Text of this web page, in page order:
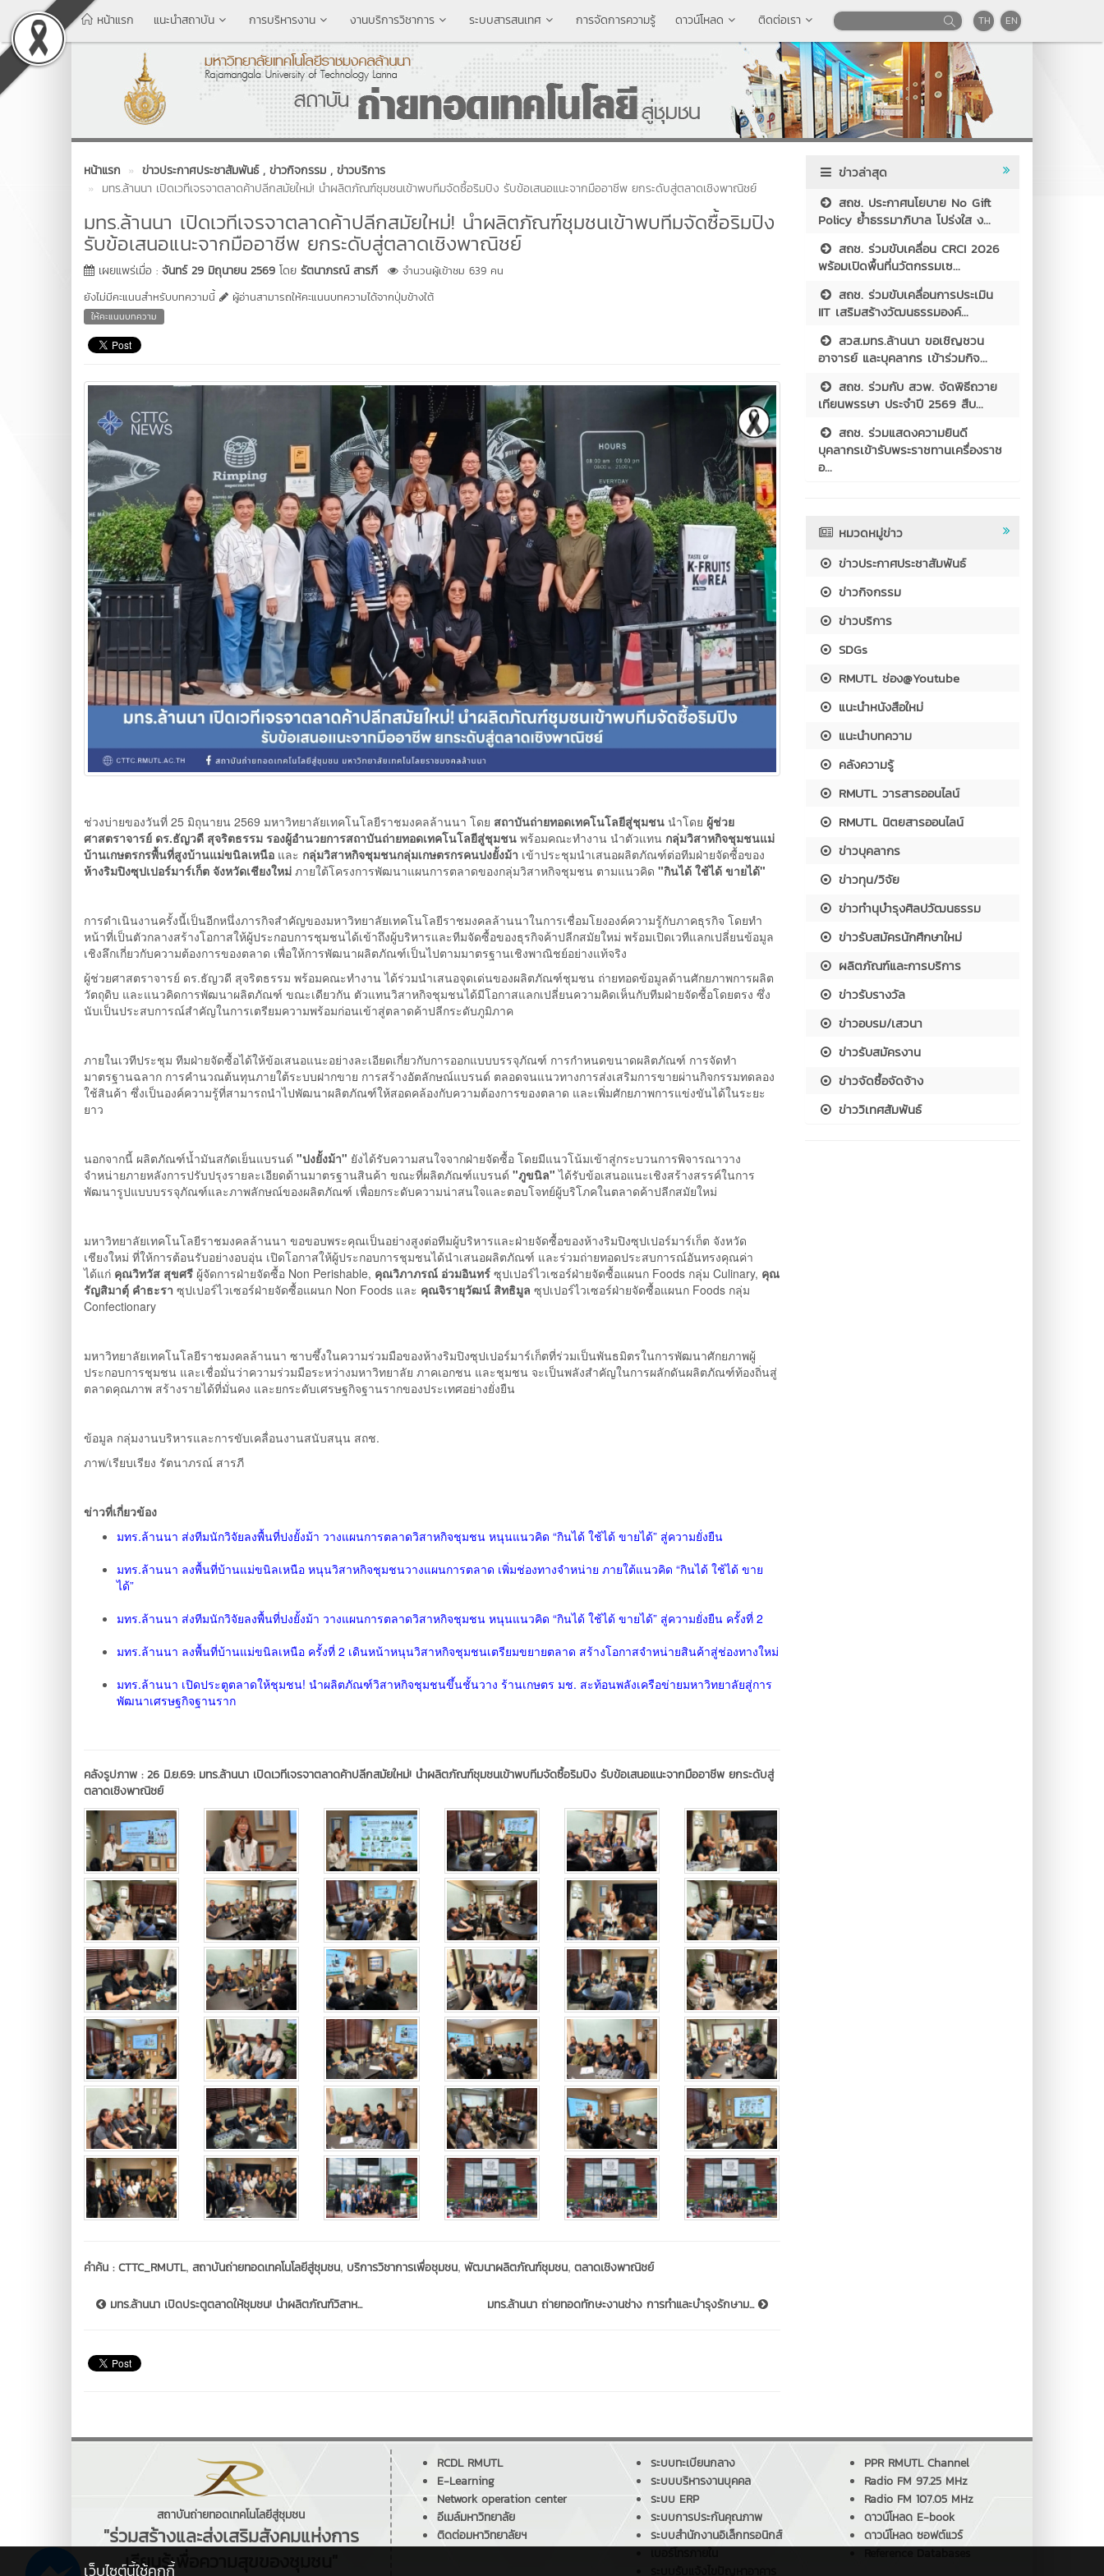
หน้าแรก แนะนำสถาบัน การบริหารงาน งานบริการวิชาการ ระบบสารสนเทศ การจัดการความรู้ ดาวน์โหลด ติดต่อเรา TH EN
หน้าแรก ข่าวประกาศประชาสัมพันธ์ , ข่าวกิจกรรม , ข่าวบริการ
มทร.ล้านนา เปิดเวทีเจรจาตลาดค้าปลีกสมัยใหม่! นำผลิตภัณฑ์ชุมชนเข้าพบทีมจัดซื้อริมปิง รับข้อเสนอแนะจากมืออาชีพ ยกระดับสู่ตลาดเชิงพาณิชย์
มทร.ล้านนา เปิดเวทีเจรจาตลาดค้าปลีกสมัยใหม่! นำผลิตภัณฑ์ชุมชนเข้าพบทีมจัดซื้อริมปิง
รับข้อเสนอแนะจากมืออาชีพ ยกระดับสู่ตลาดเชิงพาณิชย์
เผยแพร่เมื่อ : จันทร์ 29 มิถุนายน 2569 โดย รัตนาภรณ์ สารภี
จำนวนผู้เข้าชม 639 คน
ยังไม่มีคะแนนสำหรับบทความนี้
ผู้อ่านสามารถให้คะแนนบทความได้จากปุ่มข้างใต้
ให้คะแนนบทความ
ช่วงบ่ายของวันที่ 25 มิถุนายน 2569 มหาวิทยาลัยเทคโนโลยีราชมงคลล้านนา โดย สถาบันถ่ายทอดเทคโนโลยีสู่ชุมชน นำโดย ผู้ช่วย
ศาสตราจารย์ ดร.ธัญวดี สุจริตธรรม รองผู้อำนวยการสถาบันถ่ายทอดเทคโนโลยีสู่ชุมชน พร้อมคณะทำงาน นำตัวแทน กลุ่มวิสาหกิจชุมชนแม่
บ้านเกษตรกรพื้นที่สูงบ้านแม่ขนิลเหนือ และ กลุ่มวิสาหกิจชุมชนกลุ่มเกษตรกรคนปงยั้งม้า เข้าประชุมนำเสนอผลิตภัณฑ์ต่อทีมฝ่ายจัดซื้อของ
ห้างริมปิงซุปเปอร์มาร์เก็ต จังหวัดเชียงใหม่ ภายใต้โครงการพัฒนาแผนการตลาดของกลุ่มวิสาหกิจชุมชน ตามแนวคิด "กินได้ ใช้ได้ ขายได้"
การดำเนินงานครั้งนี้เป็นอีกหนึ่งภารกิจสำคัญของมหาวิทยาลัยเทคโนโลยีราชมงคลล้านนาในการเชื่อมโยงองค์ความรู้กับภาคธุรกิจ โดยทำ
หน้าที่เป็นตัวกลางสร้างโอกาสให้ผู้ประกอบการชุมชนได้เข้าถึงผู้บริหารและทีมจัดซื้อของธุรกิจค้าปลีกสมัยใหม่ พร้อมเปิดเวทีแลกเปลี่ยนข้อมูล
เชิงลึกเกี่ยวกับความต้องการของตลาด เพื่อให้การพัฒนาผลิตภัณฑ์เป็นไปตามมาตรฐานเชิงพาณิชย์อย่างแท้จริง
ผู้ช่วยศาสตราจารย์ ดร.ธัญวดี สุจริตธรรม พร้อมคณะทำงาน ได้ร่วมนำเสนอจุดเด่นของผลิตภัณฑ์ชุมชน ถ่ายทอดข้อมูลด้านศักยภาพการผลิต
วัตถุดิบ และแนวคิดการพัฒนาผลิตภัณฑ์ ขณะเดียวกัน ตัวแทนวิสาหกิจชุมชนได้มีโอกาสแลกเปลี่ยนความคิดเห็นกับทีมฝ่ายจัดซื้อโดยตรง ซึ่ง
นับเป็นประสบการณ์สำคัญในการเตรียมความพร้อมก่อนเข้าสู่ตลาดค้าปลีกระดับภูมิภาค
ภายในเวทีประชุม ทีมฝ่ายจัดซื้อได้ให้ข้อเสนอแนะอย่างละเอียดเกี่ยวกับการออกแบบบรรจุภัณฑ์ การกำหนดขนาดผลิตภัณฑ์ การจัดทำ
มาตรฐานฉลาก การคำนวณต้นทุนภายใต้ระบบฝากขาย การสร้างอัตลักษณ์แบรนด์ ตลอดจนแนวทางการส่งเสริมการขายผ่านกิจกรรมทดลอง
ใช้สินค้า ซึ่งเป็นองค์ความรู้ที่สามารถนำไปพัฒนาผลิตภัณฑ์ให้สอดคล้องกับความต้องการของตลาด และเพิ่มศักยภาพการแข่งขันได้ในระยะ
ยาว
นอกจากนี้ ผลิตภัณฑ์น้ำมันสกัดเย็นแบรนด์ "ปงยั้งม้า" ยังได้รับความสนใจจากฝ่ายจัดซื้อ โดยมีแนวโน้มเข้าสู่กระบวนการพิจารณาวาง
จำหน่ายภายหลังการปรับปรุงรายละเอียดด้านมาตรฐานสินค้า ขณะที่ผลิตภัณฑ์แบรนด์ "ภูขนิล" ได้รับข้อเสนอแนะเชิงสร้างสรรค์ในการ
พัฒนารูปแบบบรรจุภัณฑ์และภาพลักษณ์ของผลิตภัณฑ์ เพื่อยกระดับความน่าสนใจและตอบโจทย์ผู้บริโภคในตลาดค้าปลีกสมัยใหม่
มหาวิทยาลัยเทคโนโลยีราชมงคลล้านนา ขอขอบพระคุณเป็นอย่างสูงต่อทีมผู้บริหารและฝ่ายจัดซื้อของห้างริมปิงซุปเปอร์มาร์เก็ต จังหวัด
เชียงใหม่ ที่ให้การต้อนรับอย่างอบอุ่น เปิดโอกาสให้ผู้ประกอบการชุมชนได้นำเสนอผลิตภัณฑ์ และร่วมถ่ายทอดประสบการณ์อันทรงคุณค่า
ได้แก่ คุณวิทวัส สุขศรี ผู้จัดการฝ่ายจัดซื้อ Non Perishable, คุณวิภาภรณ์ อ่วมอินทร์ ซุปเปอร์ไวเซอร์ฝ่ายจัดซื้อแผนก Foods กลุ่ม Culinary, คุณ
รัญสิมาตุ์ คำธะรา ซุปเปอร์ไวเซอร์ฝ่ายจัดซื้อแผนก Non Foods และ คุณจิรายุวัฒน์ สิทธิมูล ซุปเปอร์ไวเซอร์ฝ่ายจัดซื้อแผนก Foods กลุ่ม
Confectionary
มหาวิทยาลัยเทคโนโลยีราชมงคลล้านนา ซาบซึ้งในความร่วมมือของห้างริมปิงซุปเปอร์มาร์เก็ตที่ร่วมเป็นพันธมิตรในการพัฒนาศักยภาพผู้
ประกอบการชุมชน และเชื่อมั่นว่าความร่วมมือระหว่างมหาวิทยาลัย ภาคเอกชน และชุมชน จะเป็นพลังสำคัญในการผลักดันผลิตภัณฑ์ท้องถิ่นสู่
ตลาดคุณภาพ สร้างรายได้ที่มั่นคง และยกระดับเศรษฐกิจฐานรากของประเทศอย่างยั่งยืน
ข้อมูล กลุ่มงานบริหารและการขับเคลื่อนงานสนับสนุน สถช.
ภาพ/เรียบเรียง รัตนาภรณ์ สารภี
ข่าวที่เกี่ยวข้อง
มทร.ล้านนา ส่งทีมนักวิจัยลงพื้นที่ปงยั้งม้า วางแผนการตลาดวิสาหกิจชุมชน หนุนแนวคิด “กินได้ ใช้ได้ ขายได้” สู่ความยั่งยืน
มทร.ล้านนา ลงพื้นที่บ้านแม่ขนิลเหนือ หนุนวิสาหกิจชุมชนวางแผนการตลาด เพิ่มช่องทางจำหน่าย ภายใต้แนวคิด “กินได้ ใช้ได้ ขาย
ได้”
มทร.ล้านนา ส่งทีมนักวิจัยลงพื้นที่ปงยั้งม้า วางแผนการตลาดวิสาหกิจชุมชน หนุนแนวคิด “กินได้ ใช้ได้ ขายได้” สู่ความยั่งยืน ครั้งที่ 2
มทร.ล้านนา ลงพื้นที่บ้านแม่ขนิลเหนือ ครั้งที่ 2 เดินหน้าหนุนวิสาหกิจชุมชนเตรียมขยายตลาด สร้างโอกาสจำหน่ายสินค้าสู่ช่องทางใหม่
มทร.ล้านนา เปิดประตูตลาดให้ชุมชน! นำผลิตภัณฑ์วิสาหกิจชุมชนขึ้นชั้นวาง ร้านเกษตร มช. สะท้อนพลังเครือข่ายมหาวิทยาลัยสู่การ
พัฒนาเศรษฐกิจฐานราก
คลังรูปภาพ :26 มิ.ย.69: มทร.ล้านนา เปิดเวทีเจรจาตลาดค้าปลีกสมัยใหม่! นำผลิตภัณฑ์ชุมชนเข้าพบทีมจัดซื้อริมปิง รับข้อเสนอแนะจากมืออาชีพ ยกระดับสู่
ตลาดเชิงพาณิชย์
คำค้น :CTTC_RMUTL, สถาบันถ่ายทอดเทคโนโลยีสู่ชุมชน, บริการวิชาการเพื่อชุมชน, พัฒนาผลิตภัณฑ์ชุมชน, ตลาดเชิงพาณิชย์
มทร.ล้านนา เปิดประตูตลาดให้ชุมชน! นำผลิตภัณฑ์วิสาห... มทร.ล้านนา ถ่ายทอดทักษะงานช่าง การทำและบำรุงรักษาม...
ข่าวล่าสุด
สถช. ประกาศนโยบาย No Gift
Policy ย้ำธรรมาภิบาล โปร่งใส ง...
สถช. ร่วมขับเคลื่อน CRCI 2026
พร้อมเปิดพื้นที่นวัตกรรมเซ...
สถช. ร่วมขับเคลื่อนการประเมิน
IIT เสริมสร้างวัฒนธรรมองค์...
สวส.มทร.ล้านนา ขอเชิญชวน
อาจารย์ และบุคลากร เข้าร่วมกิจ...
สถช. ร่วมกับ สวพ. จัดพิธีถวาย
เทียนพรรษา ประจำปี 2569 สืบ...
สถช. ร่วมแสดงความยินดี
บุคลากรเข้ารับพระราชทานเครื่องราช
อ...
หมวดหมู่ข่าว
ข่าวประกาศประชาสัมพันธ์
ข่าวกิจกรรม
ข่าวบริการ
SDGs
RMUTL ช่อง@Youtube
แนะนำหนังสือใหม่
แนะนำบทความ
คลังความรู้
RMUTL วารสารออนไลน์
RMUTL นิตยสารออนไลน์
ข่าวบุคลากร
ข่าวทุน/วิจัย
ข่าวทำนุบำรุงศิลปวัฒนธรรม
ข่าวรับสมัครนักศึกษาใหม่
ผลิตภัณฑ์และการบริการ
ข่าวรับรางวัล
ข่าวอบรม/เสวนา
ข่าวรับสมัครงาน
ข่าวจัดซื้อจัดจ้าง
ข่าววิเทศสัมพันธ์
สถาบันถ่ายทอดเทคโนโลยีสู่ชุมชน
"ร่วมสร้างและส่งเสริมสังคมแห่งการ
เรียนรู้เพื่อความสุขของชุมชน"
RCDL RMUTL
E-Learning
Network operation center
อีเมล์มหาวิทยาลัย
ติดต่อมหาวิทยาลัยฯ
ระบบทะเบียนกลาง
ระบบบริหารงานบุคคล
ระบบ ERP
ระบบการประกันคุณภาพ
ระบบสำนักงานอิเล็กทรอนิกส์
PPR RMUTL Channel
Radio FM 97.25 MHz
Radio FM 107.05 MHz
ดาวน์โหลด E-book
ดาวน์โหลด ซอฟต์แวร์
เว็บไซต์นี้ใช้คุกกี้